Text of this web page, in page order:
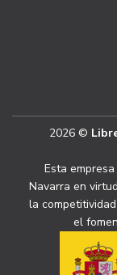
2026 ©
Esta
Navarra en
la
el